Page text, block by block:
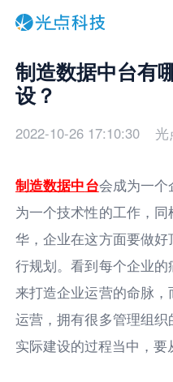
制造数据中台有
设？
2022-10-26 17:10:30 光
制造数据中台会成为一
为一个技术性的工作，
华，企业在这方面要做
行规划。看到每个企业
来打造企业运营的命脉
运营，拥有很多管理组
实际建设的过程当中，